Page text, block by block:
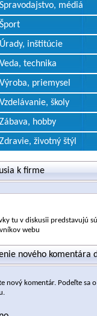
Spravodajstvo, médiá
Šport
Úrady, inštitúcie
Veda, technika
Výroba, priemysel
Vzdelávanie, školy
Zábava, hobby
Zdravie, životný štýl
k firme
tu v diskusii predstavujú
webu
nového komentára
nový komentár. Podeľte sa